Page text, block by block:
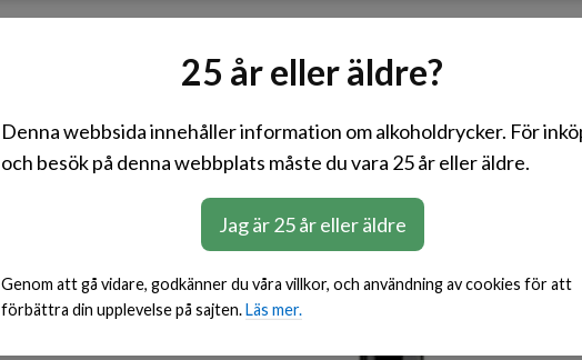
25 år eller äldre?
Denna webbsida innehåller information om alkoholdrycker. För
och besök på denna webbplats måste du vara 25 år eller äldre.
Jag är 25 år eller äldre
Genom att gå vidare, godkänner du våra villkor, och användning av cookies för att
förbättra din upplevelse på sajten.Läs mer.
Vitt Mousserande